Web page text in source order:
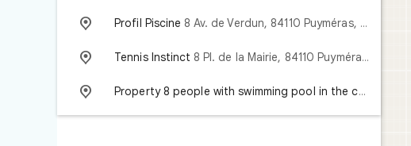
 Profil Piscine 8 Av. de Verdun, 84110 Puyméras, France
 Tennis Instinct 8 Pl. de la Mairie, 84110 Puyméras, France
 Property 8 people with swimming pool in the countryside center of Vaison